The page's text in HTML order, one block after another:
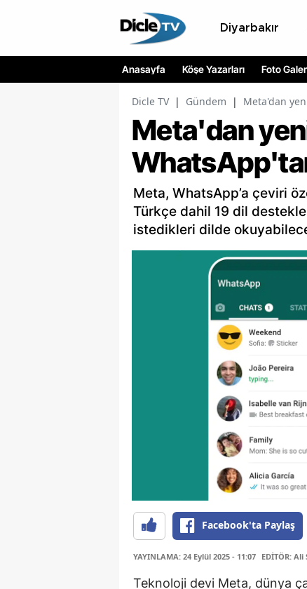
Diyarbakır
Anasayfa Köşe Yazarları Foto
Dicle TV | Gündem | Meta'dan
Meta'dan
Meta, WhatsApp’a çeviri
Türkçe dahil 19 dil
istedikleri dilde
Facebook'ta Paylaş
YAYINLAMA: 24 Eylül 2025 - 11:07 EDİTÖR:
Teknoloji devi Meta, dünya